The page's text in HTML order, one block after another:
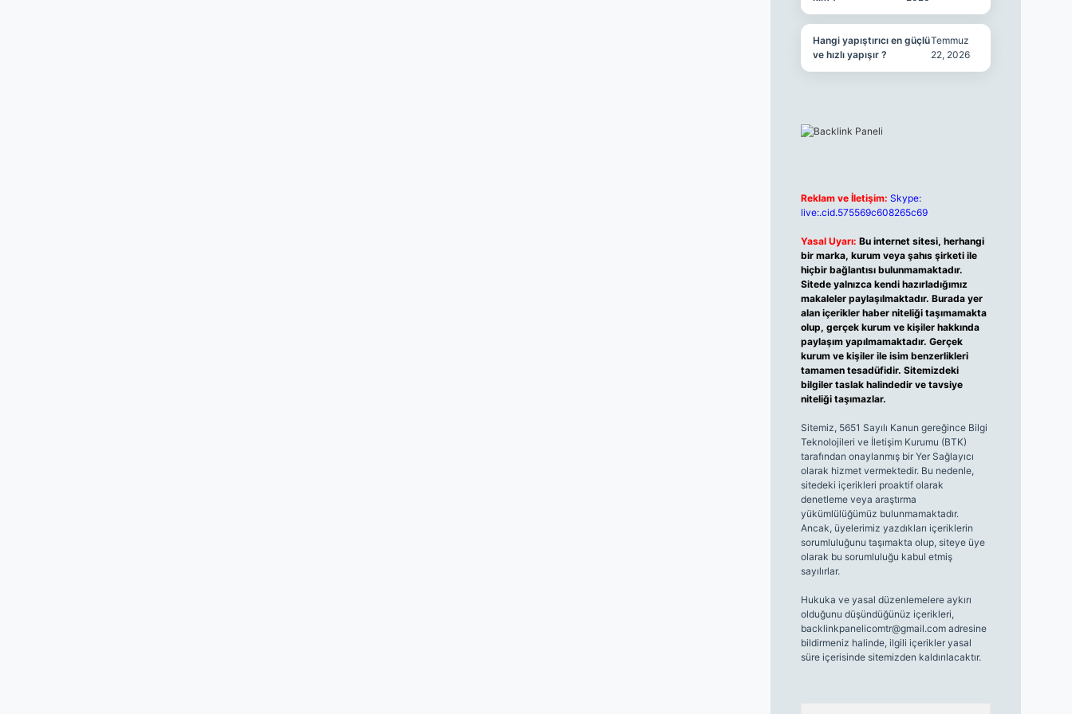
Hangi yapıştırıcı en güçlü
ve hızlı yapışır ?
Temmuz
22, 2026
Reklam ve İletişim: Skype:
live:.cid.575569c608265c69
Yasal Uyarı: Bu internet sitesi, herhangi
bir marka, kurum veya şahıs şirketi ile
hiçbir bağlantısı bulunmamaktadır.
Sitede yalnızca kendi hazırladığımız
makaleler paylaşılmaktadır. Burada yer
alan içerikler haber niteliği taşımamakta
olup, gerçek kurum ve kişiler hakkında
paylaşım yapılmamaktadır. Gerçek
kurum ve kişiler ile isim benzerlikleri
tamamen tesadüfidir. Sitemizdeki
bilgiler taslak halindedir ve tavsiye
niteliği taşımazlar.
Sitemiz, 5651 Sayılı Kanun gereğince Bilgi
Teknolojileri ve İletişim Kurumu (BTK)
tarafından onaylanmış bir Yer Sağlayıcı
olarak hizmet vermektedir. Bu nedenle,
sitedeki içerikleri proaktif olarak
denetleme veya araştırma
yükümlülüğümüz bulunmamaktadır.
Ancak, üyelerimiz yazdıkları içeriklerin
sorumluluğunu taşımakta olup, siteye üye
olarak bu sorumluluğu kabul etmiş
sayılırlar.
Hukuka ve yasal düzenlemelere aykırı
olduğunu düşündüğünüz içerikleri,
backlinkpanelicomtr@gmail.comadresine
bildirmeniz halinde, ilgili içerikler yasal
süre içerisinde sitemizden kaldırılacaktır.